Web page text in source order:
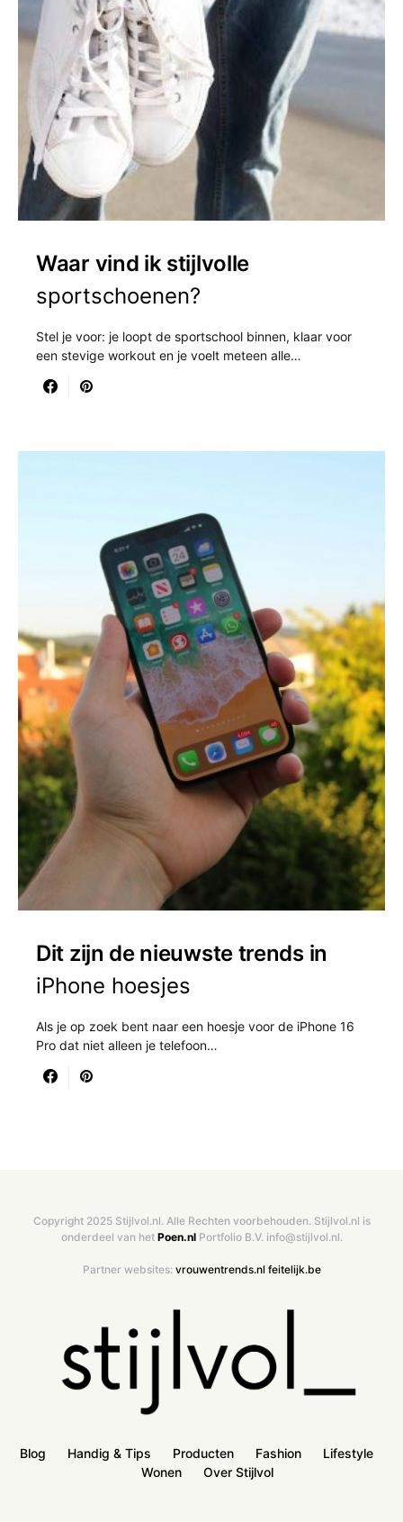
Waar vind ik stijlvolle
sportschoenen?
Stel je voor: je loopt de sportschool binnen, klaar voor
een stevige workout en je voelt meteen alle…
Dit zijn de nieuwste trends in
iPhone hoesjes
Als je op zoek bent naar een hoesje voor de iPhone 16
Pro dat niet alleen je telefoon…
Copyright 2025 Stijlvol.nl. Alle Rechten voorbehouden. Stijlvol.nl is
onderdeel van het Poen.nlPortfolio B.V. info@stijlvol.nl.
Partner websites: vrouwentrends.nl feitelijk.be
Blog Handig & Tips Producten Fashion
Lifestyle
Wonen
Over Stijlvol